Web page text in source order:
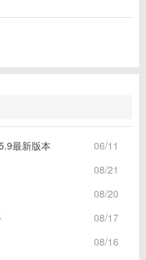
06/11
最新版本
08/21
08/20
08/17
08/16